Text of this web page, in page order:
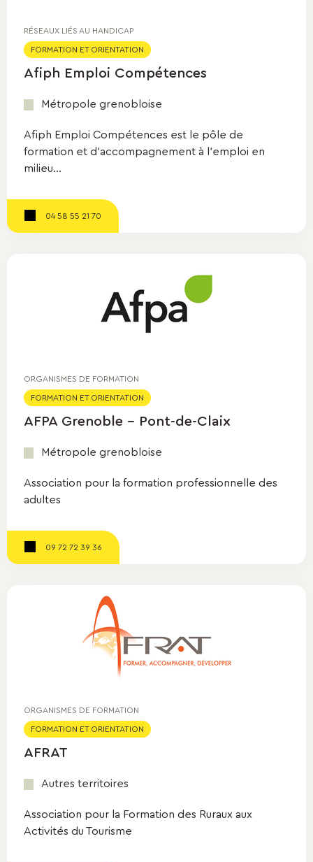
RÉSEAUX LIÉS AU HANDICAP
FORMATION ET ORIENTATION
Afiph Emploi Compétences
Métropole grenobloise
Afiph Emploi Compétences est le pôle de
formation et d'accompagnement à l’emploi en
milieu...
04 58 55 21 70
ORGANISMES DE FORMATION
FORMATION ET ORIENTATION
AFPA Grenoble - Pont-de-Claix
Métropole grenobloise
Association pour la formation professionnelle des
adultes
09 72 72 39 36
ORGANISMES DE FORMATION
FORMATION ET ORIENTATION
AFRAT
Autres territoires
Association pour la Formation des Ruraux aux
Activités du Tourisme